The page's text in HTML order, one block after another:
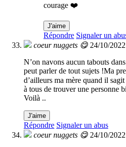
courage ❤️
J'aime
Répondre Signaler un
coeur nuggets 😋 24/10/
N’on navons aucun tabouts
peut parler de tout sujets !Ma
d’ailleurs ma mère quand il
à tous de trouver une personne
Voilà ..
J'aime
Répondre Signaler un abus
coeur nuggets 😋 24/10/